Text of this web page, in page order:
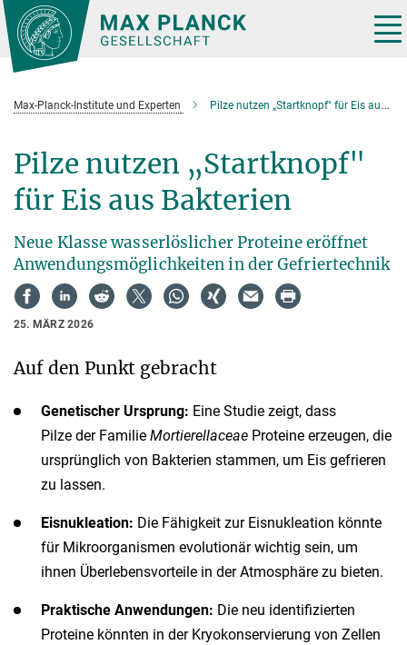
Hauptinhalt
Max-Planck-Institute und Experten Pilze nutzen „Startknopf" für Eis aus Bakterien
Pilze nutzen „Startknopf"
für Eis aus Bakterien
Neue Klasse wasserlöslicher Proteine eröffnet
Anwendungsmöglichkeiten in der Gefriertechnik
25. MÄRZ 2026
Auf den Punkt gebracht
Genetischer Ursprung: Eine Studie zeigt, dass
Pilze der Familie Mortierellaceae Proteine erzeugen, die
ursprünglich von Bakterien stammen, um Eis gefrieren
zu lassen.
Eisnukleation: Die Fähigkeit zur Eisnukleation könnte
für Mikroorganismen evolutionär wichtig sein, um
ihnen Überlebensvorteile in der Atmosphäre zu bieten.
Praktische Anwendungen: Die neu identifizierten
Proteine könnten in der Kryokonservierung von Zellen